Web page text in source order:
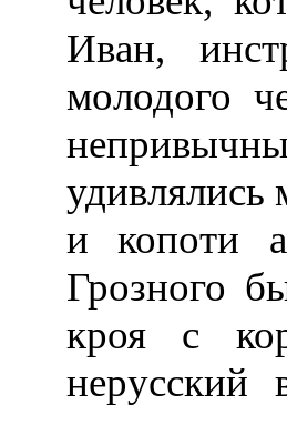
Иван,
молодого
и копоти
Грозного
кроя с
нерусский